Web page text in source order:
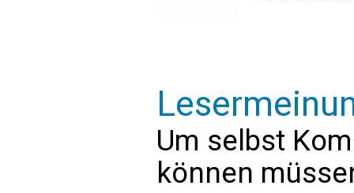
Um selbst
können